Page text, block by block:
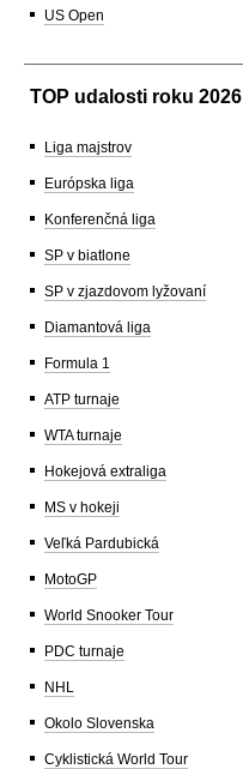
US Open
TOP udalosti roku 2026
Liga majstrov
Európska liga
Konferenčná liga
SP v biatlone
SP v zjazdovom lyžovaní
Diamantová liga
Formula 1
ATP turnaje
WTA turnaje
Hokejová extraliga
MS v hokeji
Veľká Pardubická
MotoGP
World Snooker Tour
PDC turnaje
NHL
Okolo Slovenska
Cyklistická World Tour